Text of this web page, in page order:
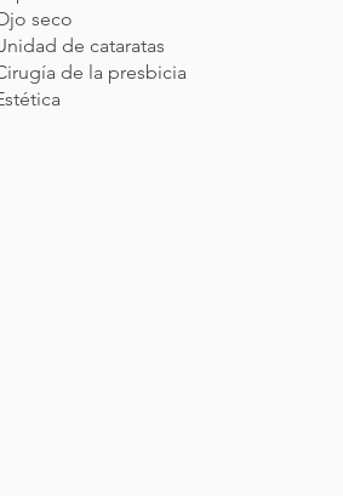
seco
de cataratas
de la presbicia